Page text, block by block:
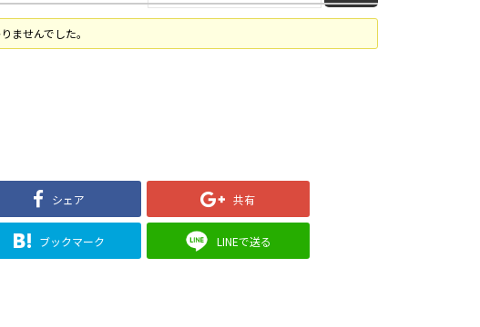
ませんでした。
シェア 共有
ブックマーク LINEで送る